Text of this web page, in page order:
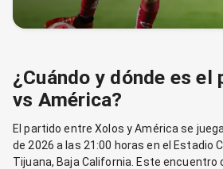
¿Cuándo y dónde es
vs América?
El partido entre Xolos y América se
de 2026 a las 21:00 horas en el Estadio
Tijuana, Baja California. Este encuentro